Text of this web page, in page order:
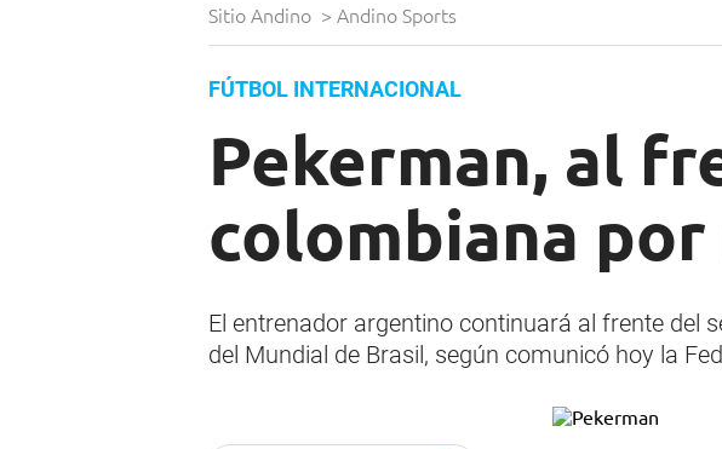
Sitio Andino > Andino Sports
FÚTBOL INTERNACIONAL
Pekerman, al
colombiana
El entrenador argentino continuará al frente del
del Mundial de Brasil, según comunicó hoy la